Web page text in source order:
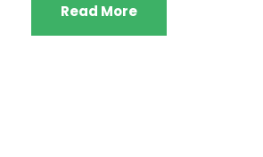
Read More